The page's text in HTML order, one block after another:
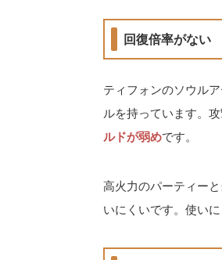
回復倍率がない
ティフォンのソウル
ルを持っています。
ルドが弱めです。
高火力のパーティー
いにくいです。使い